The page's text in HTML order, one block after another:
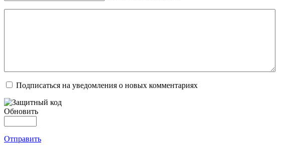
Подписаться на уведомления о новых комментариях
Обновить
Отправить